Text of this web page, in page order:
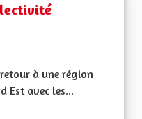
à une région
Est avec les...
: Autres